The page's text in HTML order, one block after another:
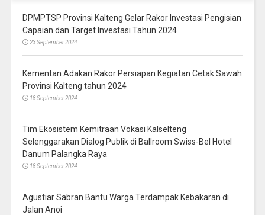
DPMPTSP Provinsi Kalteng Gelar Rakor Investasi Pengisian
Capaian dan Target Investasi Tahun 2024
23 September 2024
Kementan Adakan Rakor Persiapan Kegiatan Cetak Sawah
Provinsi Kalteng tahun 2024
18 September 2024
Tim Ekosistem Kemitraan Vokasi Kalselteng
Selenggarakan Dialog Publik di Ballroom Swiss-Bel Hotel
Danum Palangka Raya
18 September 2024
Agustiar Sabran Bantu Warga Terdampak Kebakaran di
Jalan Anoi